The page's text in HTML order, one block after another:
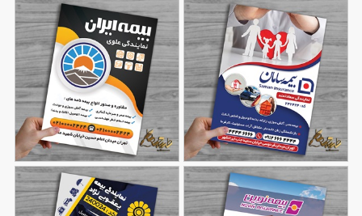
طرح تراکت بیمه سامان
طرح تراکت تبلیغاتی بیمه